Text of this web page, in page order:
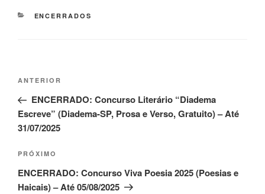
CATEGORIAS
ENCERRADOS
Navegação
Post
Post
anterior
ANTERIOR
ENCERRADO: Concurso Literário “Diadema
Escreve” (Diadema-SP, Prosa e Verso, Gratuito) – Até
31/07/2025
Próximo
post
PRÓXIMO
ENCERRADO: Concurso Viva Poesia 2025 (Poesias e
Haicais) – Até 05/08/2025